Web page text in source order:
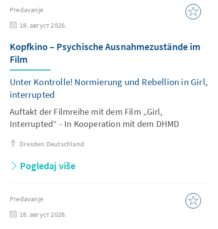
Predavanje
18. август 2026.
Kopfkino – Psychische Ausnahmezustände im
Film
Unter Kontrolle! Normierung und Rebellion in Girl,
interrupted
Auftakt der Filmreihe mit dem Film „Girl,
Interrupted“ - In Kooperation mit dem DHMD
Dresden Deutschland
Pogledaj više
Predavanje
18. август 2026.